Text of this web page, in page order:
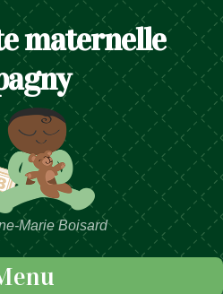
maternelle
Marie Boisard